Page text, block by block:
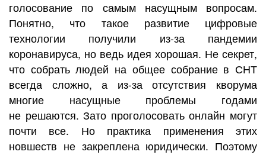
голосование по самым насущным вопросам.
Понятно, что такое развитие цифровые
технологии получили из-за пандемии
коронавируса, но ведь идея хорошая. Не секрет,
что собрать людей на общее собрание в СНТ
всегда сложно, а из-за отсутствия кворума
многие насущные проблемы годами
не решаются. Зато проголосовать онлайн могут
почти все. Но практика применения этих
новшеств не закреплена юридически. Поэтому